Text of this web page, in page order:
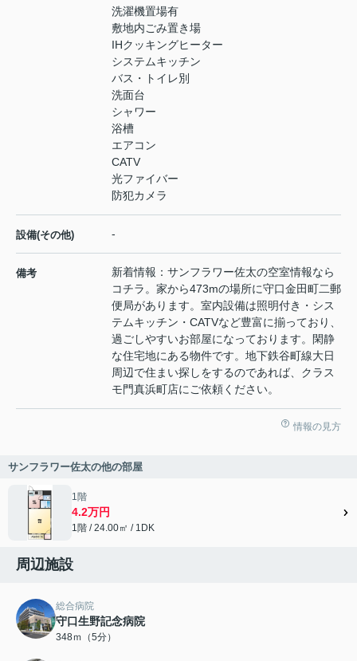
洗濯機置場有
敷地内ごみ置き場
IHクッキングヒーター
システムキッチン
バス・トイレ別
洗面台
シャワー
浴槽
エアコン
CATV
光ファイバー
防犯カメラ
設備(その他) -
備考
新着情報：サンフラワー佐太の空室情報なら
コチラ。家から473mの場所に守口金田町二郵
便局があります。室内設備は照明付き・シス
テムキッチン・CATVなど豊富に揃っており、
過ごしやすいお部屋になっております。閑静
な住宅地にある物件です。地下鉄谷町線大日
周辺で住まい探しをするのであれば、クラス
モ門真浜町店にご依頼ください。
情報の見方
サンフラワー佐太の他の部屋
1階
4.2万円
1階 / 24.00㎡ / 1DK
周辺施設
総合病院
守口生野記念病院
348ｍ（5分）